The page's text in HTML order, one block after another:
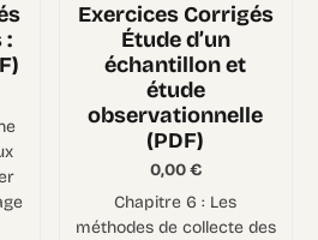
:
Exercices Corrigés
Étude d’un
échantillon et
étude
observationnelle
(PDF)
0,00€
Chapitre 6 : Les
méthodes de collecte des